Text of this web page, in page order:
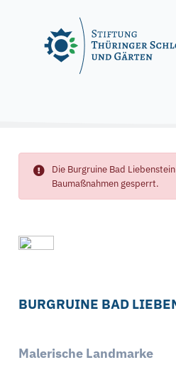
Die Burgruine Bad
Baumaßnahmen gesperrt.
BURGRUINE BAD
Malerische Landmarke